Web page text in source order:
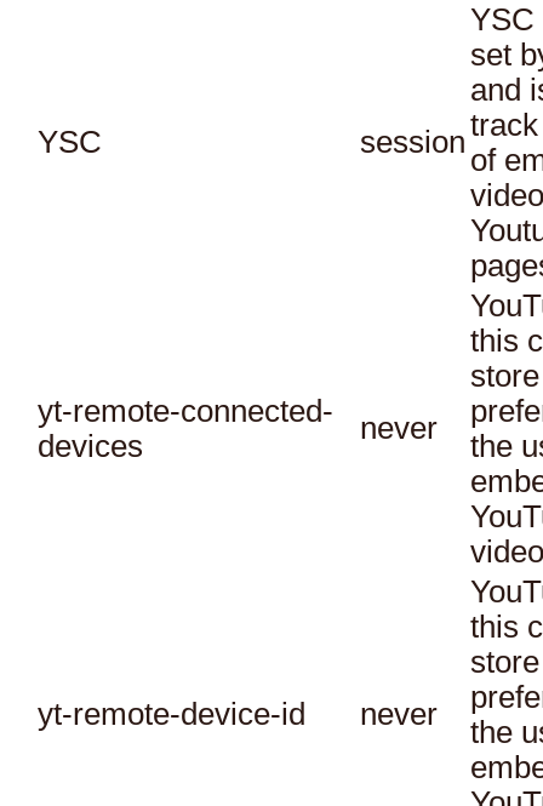
YSC session
YSC
set
and
of
yt-remote-connected-
devices
never
this
the
yt-remote-device-id never
this
the